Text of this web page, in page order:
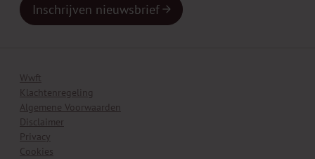
Inschrijven nieuwsbrief
Wwft
Klachtenregeling
Algemene Voorwaarden
Disclaimer
Privacy
Cookies